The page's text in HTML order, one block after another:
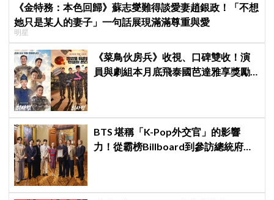
《金特務：本色回歸》蘇志燮難得談愛妻趙銀政！「不想
她只是某人的妻子」一句話展現滿滿尊重與愛
明星
《菜鳥伙房兵》收視、口碑雙收！演
員與劇組本月底飛泰國芭達雅享獎勵
BTS 堪稱「K-Pop外交官」的影響
力！從霸榜Billboard到參訪總統府，